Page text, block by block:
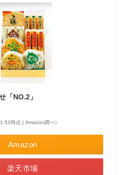
「NO.2」
時点 | Amazon調べ）
Amazon
楽天市場